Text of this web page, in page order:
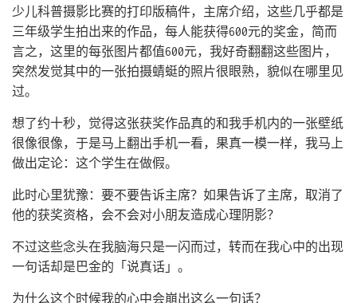
少儿科普摄影比赛的打印版稿件，主席介绍，这些几乎都是
三年级学生拍出来的作品，每人能获得600元的奖金，简而
言之，这里的每张图片都值600元，我好奇翻翻这些图片，
突然发觉其中的一张拍摄蜻蜓的照片很眼熟，貌似在哪里见
过。
想了约十秒，觉得这张获奖作品真的和我手机内的一张壁纸
很像很像，于是马上翻出手机一看，果真一模一样，我马上
做出定论：这个学生在做假。
此时心里犹豫：要不要告诉主席？如果告诉了主席，取消了
他的获奖资格，会不会对小朋友造成心理阴影？
不过这些念头在我脑海只是一闪而过，转而在我心中的出现
一句话却是巴金的「说真话」。
为什么这个时候我的心中会崩出这么一句话？